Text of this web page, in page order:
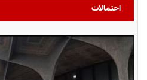
احتمالات